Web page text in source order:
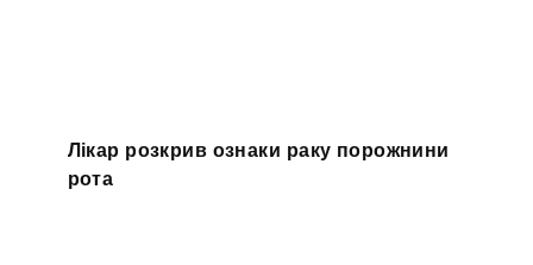
Лікар розкрив ознаки раку порожнини
рота